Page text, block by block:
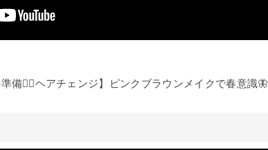
準備💇‍♀️ヘアチェンジ】ピンクブラウンメイクで春意識🦋